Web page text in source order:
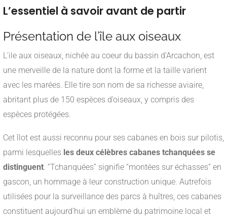
L’essentiel à savoir avant de partir
Présentation de l’île aux oiseaux
L’ile aux oiseaux, nichée au coeur du bassin d’Arcachon, est
une merveille de la nature dont la forme et la taille varient
avec les marées. Elle tire son nom de sa richesse aviaire,
abritant plus de 150 espèces d’oiseaux, y compris des
espèces protégées.
Cet îlot est aussi reconnu pour ses cabanes en bois sur pilotis,
parmi lesquelles les deux célèbres cabanes tchanquées se
distinguent . “Tchanquées” signifie “montées sur échasses” en
gascon, un hommage à leur construction unique. Autrefois
utilisées pour la surveillance des parcs à huîtres, ces cabanes
constituent aujourd’hui un emblème du patrimoine local et